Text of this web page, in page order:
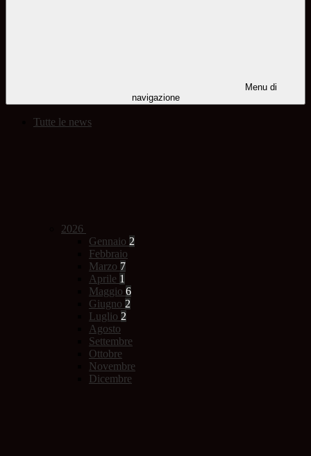
Menu di
navigazione
Tutte le news
2026
Gennaio 2
Febbraio
Marzo 7
Aprile 1
Maggio 6
Giugno 2
Luglio 2
Agosto
Settembre
Ottobre
Novembre
Dicembre